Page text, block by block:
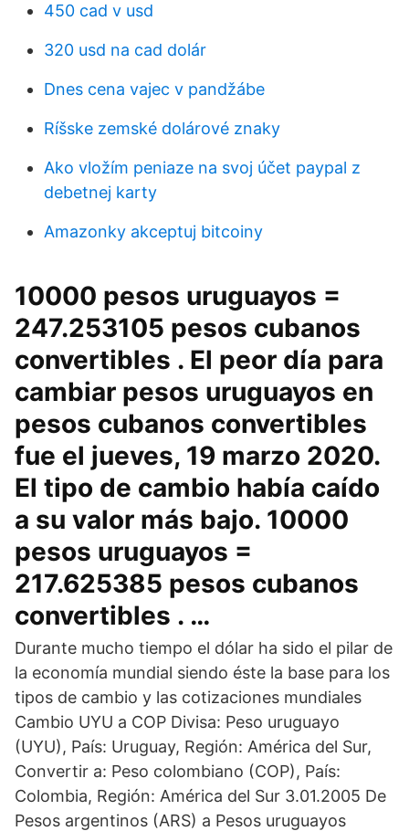
450 cad v usd
320 usd na cad dolár
Dnes cena vajec v pandžábe
Ríšske zemské dolárové znaky
Ako vložím peniaze na svoj účet paypal z
debetnej karty
Amazonky akceptuj bitcoiny
10000 pesos uruguayos =
247.253105 pesos cubanos
convertibles . El peor día para
cambiar pesos uruguayos en
pesos cubanos convertibles
fue el jueves, 19 marzo 2020.
El tipo de cambio había caído
a su valor más bajo. 10000
pesos uruguayos =
217.625385 pesos cubanos
convertibles . …
Durante mucho tiempo el dólar ha sido el pilar de
la economía mundial siendo éste la base para los
tipos de cambio y las cotizaciones mundiales
Cambio UYU a COP Divisa: Peso uruguayo
(UYU), País: Uruguay, Región: América del Sur,
Convertir a: Peso colombiano (COP), País:
Colombia, Región: América del Sur 3.01.2005 De
Pesos argentinos (ARS) a Pesos uruguayos